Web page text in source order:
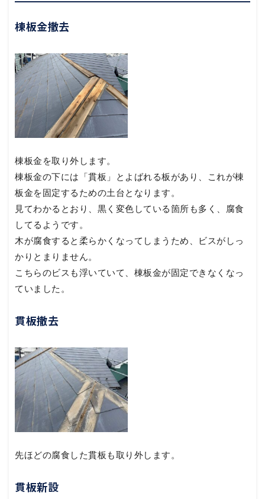
棟板金撤去
棟板金を取り外します。
棟板金の下には「貫板」とよばれる板があり、これが棟
板金を固定するための土台となります。
見てわかるとおり、黒く変色している箇所も多く、腐食
してるようです。
木が腐食すると柔らかくなってしまうため、ビスがしっ
かりとまりません。
こちらのビスも浮いていて、棟板金が固定できなくなっ
ていました。
貫板撤去
先ほどの腐食した貫板も取り外します。
貫板新設